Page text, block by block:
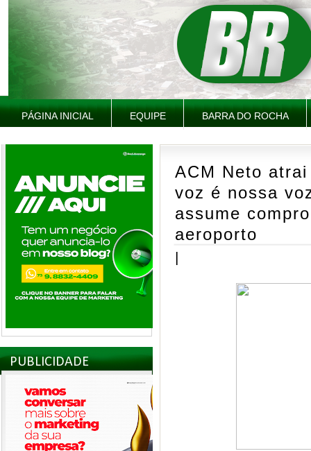
PÁGINA INICIAL EQUIPE BARRA DO ROCHA
PUBLICIDADE
ACM Neto
voz é nossa
assume
aeroporto
|